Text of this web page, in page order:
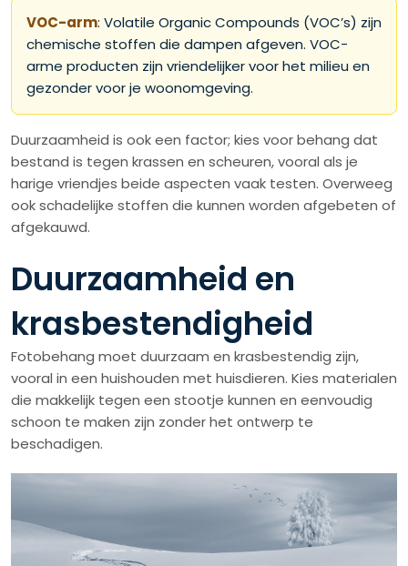
VOC-arm: Volatile Organic Compounds (VOC’s) zijn
chemische stoffen die dampen afgeven. VOC-
arme producten zijn vriendelijker voor het milieu en
gezonder voor je woonomgeving.
Duurzaamheid is ook een factor; kies voor behang dat
bestand is tegen krassen en scheuren, vooral als je
harige vriendjes beide aspecten vaak testen. Overweeg
ook schadelijke stoffen die kunnen worden afgebeten of
afgekauwd.
Duurzaamheid en
krasbestendigheid
Fotobehang moet duurzaam en krasbestendig zijn,
vooral in een huishouden met huisdieren. Kies materialen
die makkelijk tegen een stootje kunnen en eenvoudig
schoon te maken zijn zonder het ontwerp te
beschadigen.